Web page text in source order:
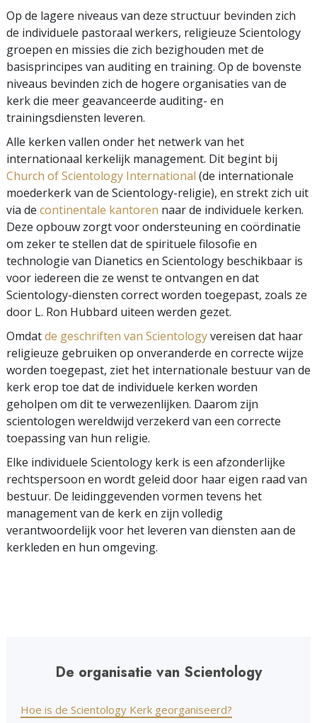
Op de lagere niveaus van deze structuur bevinden zich
de individuele pastoraal werkers, religieuze Scientology
groepen en missies die zich bezighouden met de
basisprincipes van auditing en training. Op de bovenste
niveaus bevinden zich de hogere organisaties van de
kerk die meer geavanceerde auditing- en
trainingsdiensten leveren.
Alle kerken vallen onder het netwerk van het
internationaal kerkelijk management. Dit begint bij
Church of Scientology International (de internationale
moederkerk van de Scientology-religie), en strekt zich uit
via de continentale kantoren naar de individuele kerken.
Deze opbouw zorgt voor ondersteuning en coördinatie
om zeker te stellen dat de spirituele filosofie en
technologie van Dianetics en Scientology beschikbaar is
voor iedereen die ze wenst te ontvangen en dat
Scientology-diensten correct worden toegepast, zoals ze
door L. Ron Hubbard uiteen werden gezet.
Omdatde geschriften van Scientologyvereisen dat haar
religieuze gebruiken op onveranderde en correcte wijze
worden toegepast, ziet het internationale bestuur van de
kerk erop toe dat de individuele kerken worden
geholpen om dit te verwezenlijken. Daarom zijn
scientologen wereldwijd verzekerd van een correcte
toepassing van hun religie.
Elke individuele Scientology kerk is een afzonderlijke
rechtspersoon en wordt geleid door haar eigen raad van
bestuur. De leidinggevenden vormen tevens het
management van de kerk en zijn volledig
verantwoordelijk voor het leveren van diensten aan de
kerkleden en hun omgeving.
De organisatie van Scientology
Hoe is de Scientology Kerk georganiseerd?